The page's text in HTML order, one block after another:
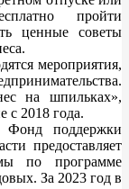
пройти
ценные советы
мероприятия,
на шпильках»,
с 2018 года.
поддержки
предоставляет
по программе
За 2023 год в